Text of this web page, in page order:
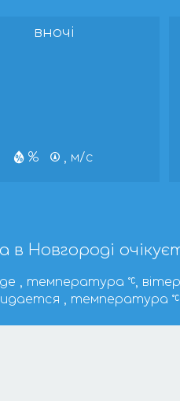
вночі
% , м/с
в Новгороді
, температура
,
, температура